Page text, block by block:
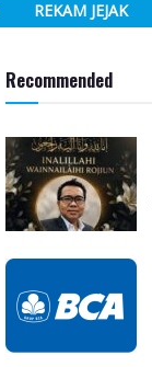
REKAM JEJAK
Recommended